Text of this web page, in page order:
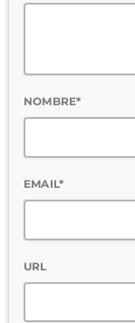
NOMBRE*
EMAIL*
URL